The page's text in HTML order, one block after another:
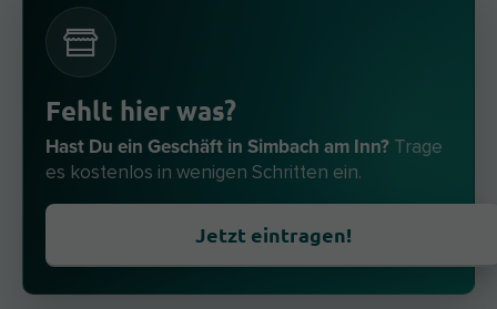
Fehlt hier was?
Hast Du ein Geschäft in Simbach am Inn? Trage
es kostenlos in wenigen Schritten ein.
Jetzt eintragen!